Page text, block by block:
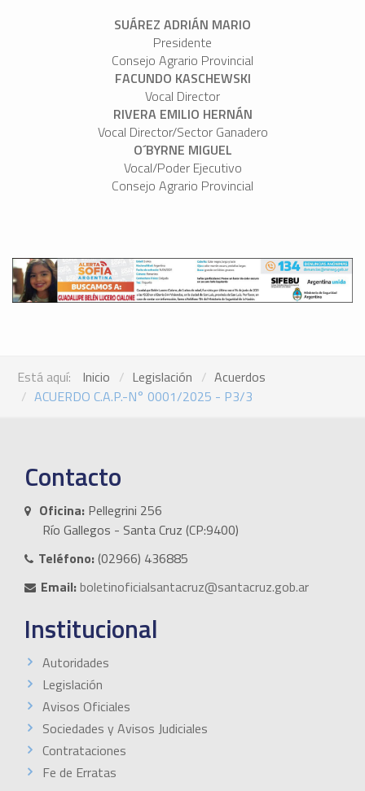
SUÁREZ ADRIÁN MARIO
Presidente
Consejo Agrario Provincial
FACUNDO KASCHEWSKI
Vocal Director
RIVERA EMILIO HERNÁN
Vocal Director/Sector Ganadero
O´BYRNE MIGUEL
Vocal/Poder Ejecutivo
Consejo Agrario Provincial
Está aquí: Inicio Legislación
Acuerdos
ACUERDO C.A.P.-N° 0001/2025 - P3/3
Contacto
Oficina: Pellegrini 256
Río Gallegos - Santa Cruz (CP:9400)
Teléfono:(02966) 436885
Email:boletinoficialsantacruz@santacruz.gob.ar
Institucional
Autoridades
Legislación
Avisos Oficiales
Sociedades y Avisos Judiciales
Contrataciones
Fe de Erratas